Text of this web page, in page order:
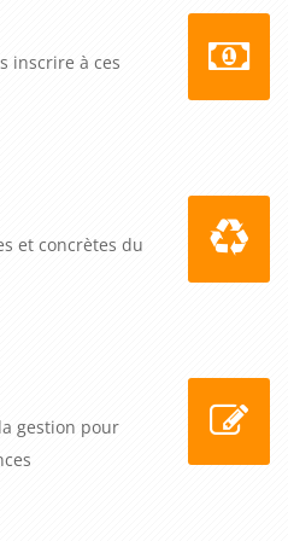
inscrire à ces
et concrètes du
gestion pour